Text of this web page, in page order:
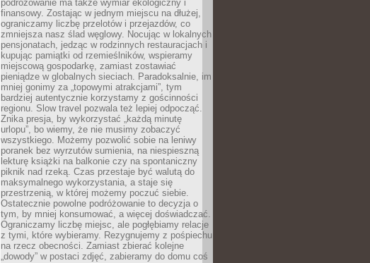
podróżowanie ma także wymiar ekologiczny i
finansowy. Zostając w jednym miejscu na dłużej,
ograniczamy liczbę przelotów i przejazdów, co
zmniejsza nasz ślad węglowy. Nocując w lokalnych
pensjonatach, jedząc w rodzinnych restauracjach i
kupując pamiątki od rzemieślników, wspieramy
miejscową gospodarkę, zamiast zostawiać
pieniądze w globalnych sieciach. Paradoksalnie, im
mniej gonimy za „topowymi atrakcjami”, tym
bardziej autentycznie korzystamy z gościnności
regionu. Slow travel pozwala też lepiej odpocząć.
Znika presja, by wykorzystać „każdą minutę
urlopu”, bo wiemy, że nie musimy zobaczyć
wszystkiego. Możemy pozwolić sobie na leniwy
poranek bez wyrzutów sumienia, na niespieszną
lekturę książki na balkonie czy na spontaniczny
piknik nad rzeką. Czas przestaje być walutą do
maksymalnego wykorzystania, a staje się
przestrzenią, w której możemy poczuć siebie.
Ostatecznie powolne podróżowanie to decyzja o
tym, by mniej konsumować, a więcej doświadczać.
Ograniczamy liczbę miejsc, ale pogłębiamy relacje
z tymi, które wybieramy. Rezygnujemy z pośpiechu
na rzecz obecności. Zamiast zbierać kolejne
„dowody” w postaci zdjęć, zabieramy do domu coś